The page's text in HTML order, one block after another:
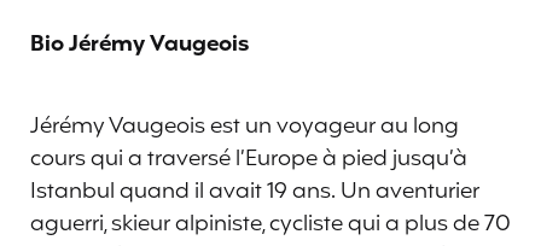
Bio Jérémy Vaugeois
Jérémy Vaugeois est un voyageur au long
cours qui a traversé l’Europe à pied jusqu’à
Istanbul quand il avait 19 ans. Un aventurier
aguerri, skieur alpiniste, cycliste qui a plus de 70